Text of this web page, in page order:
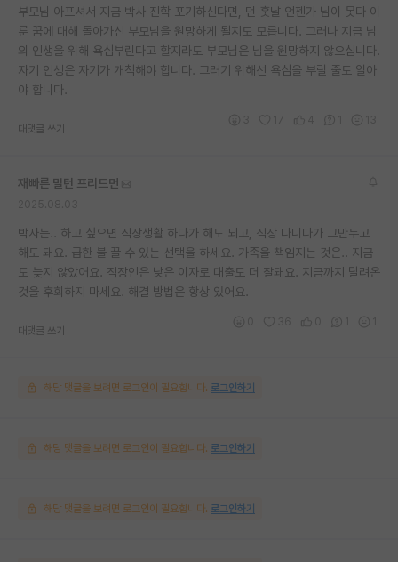
부모님 아프셔서 지금 박사 진학 포기하신다면, 먼 훗날 언젠가 님이 못다 이
룬 꿈에 대해 돌아가신 부모님을 원망하게 될지도 모릅니다. 그러나 지금 님
의 인생을 위해 욕심부린다고 할지라도 부모님은 님을 원망하지 않으십니다.
자기 인생은 자기가 개척해야 합니다. 그러기 위해선 욕심을 부릴 줄도 알아
야 합니다.
대댓글 쓰기
재빠른 밀턴 프리드먼
박사는.. 하고 싶으면 직장생활 하다가 해도 되고, 직장 다니다가 그만두고
해도 돼요. 급한 불 끌 수 있는 선택을 하세요. 가족을 책임지는 것은.. 지금
도 늦지 않았어요. 직장인은 낮은 이자로 대출도 더 잘돼요. 지금까지 달려온
것을 후회하지 마세요. 해결 방법은 항상 있어요.
대댓글 쓰기
해당 댓글을 보려면 로그인이 필요합니다. 로그인하기
해당 댓글을 보려면 로그인이 필요합니다. 로그인하기
해당 댓글을 보려면 로그인이 필요합니다. 로그인하기